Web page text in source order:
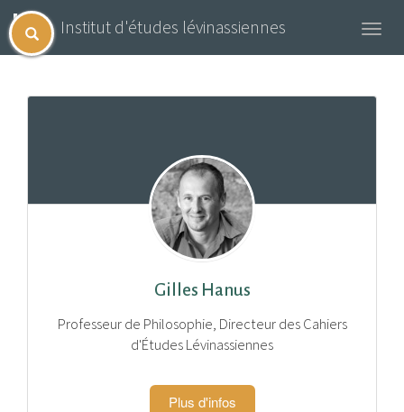
Institut d'études lévinassiennes
Gilles Hanus
Professeur de Philosophie, Directeur des Cahiers
d'Études Lévinassiennes
Plus d'infos